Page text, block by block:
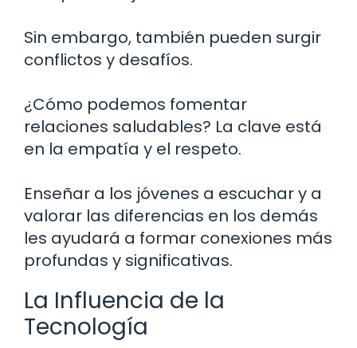
Sin embargo, también pueden surgir
conflictos y desafíos.
¿Cómo podemos fomentar
relaciones saludables? La clave está
en la empatía y el respeto.
Enseñar a los jóvenes a escuchar y a
valorar las diferencias en los demás
les ayudará a formar conexiones más
profundas y significativas.
La Influencia de la
Tecnología